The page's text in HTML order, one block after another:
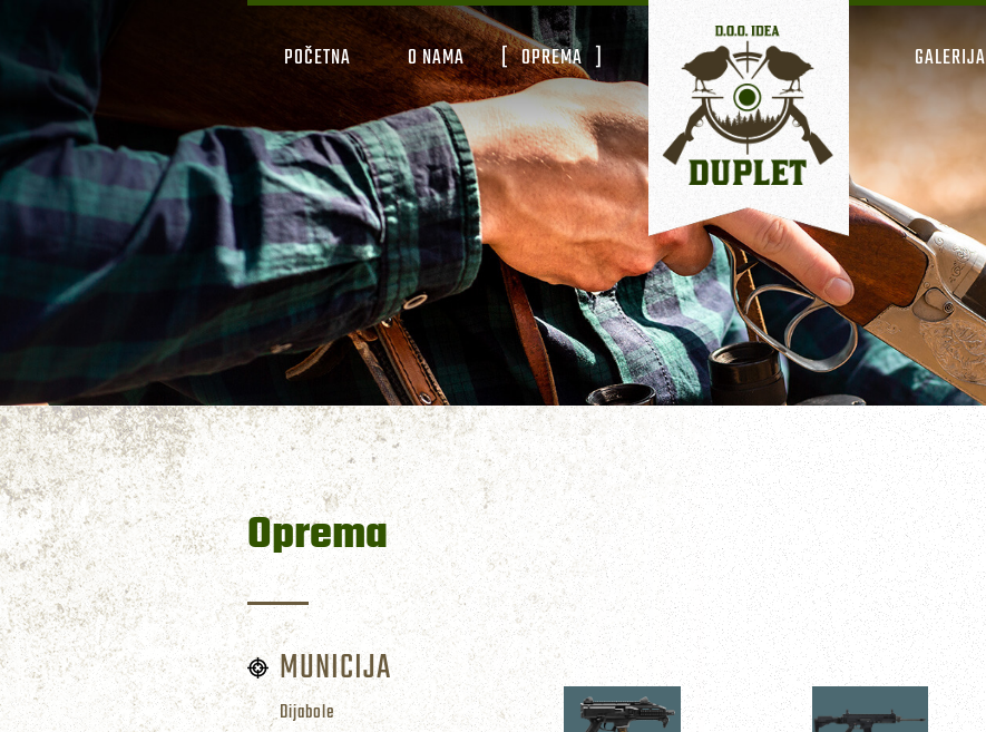
POČETNA O NAMA OPREMA GALERIJA
Oprema
MUNICIJA
Dijabole